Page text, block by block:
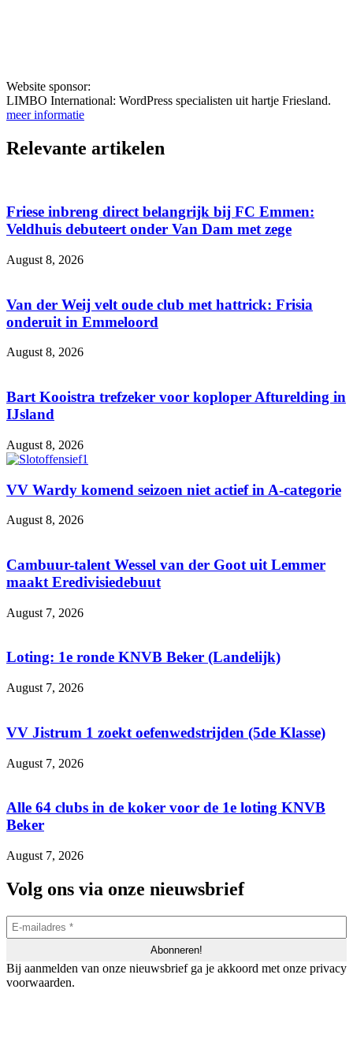
Website sponsor:
LIMBO International: WordPress specialisten uit hartje Friesland.
meer informatie
Relevante artikelen
Friese inbreng direct belangrijk bij FC Emmen:
Veldhuis debuteert onder Van Dam met zege
August 8, 2026
Van der Weij velt oude club met hattrick: Frisia
onderuit in Emmeloord
August 8, 2026
Bart Kooistra trefzeker voor koploper Afturelding in
IJsland
August 8, 2026
VV Wardy komend seizoen niet actief in A-categorie
August 8, 2026
Cambuur-talent Wessel van der Goot uit Lemmer
maakt Eredivisiedebuut
August 7, 2026
Loting: 1e ronde KNVB Beker (Landelijk)
August 7, 2026
VV Jistrum 1 zoekt oefenwedstrijden (5de Klasse)
August 7, 2026
Alle 64 clubs in de koker voor de 1e loting KNVB
Beker
August 7, 2026
Volg ons via onze nieuwsbrief
Bij aanmelden van onze nieuwsbrief ga je akkoord met onze privacy
voorwaarden.